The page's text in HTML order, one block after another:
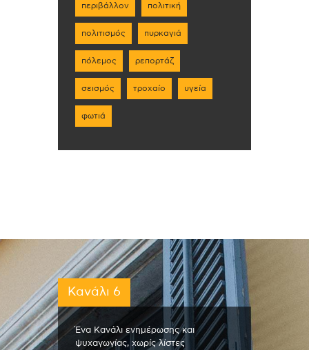
περιβάλλον πολιτική
πολιτισμός πυρκαγιά
πόλεμος ρεπορτάζ
σεισμός τροχαίο υγεία
φωτιά
Κανάλι 6
Ένα Κανάλι ενημέρωσης και
ψυχαγωγίας, χωρίς λίστες